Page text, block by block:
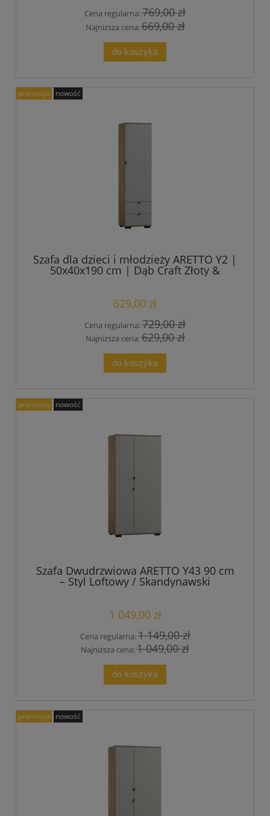
Cena regularna:769,00 zł
Najniższa cena:669,00 zł
do koszyka
Szafa dla dzieci i młodzieży ARETTO Y2 |
50x40x190 cm | Dąb Craft Złoty &
Kaszmir
629,00 zł
Cena regularna:729,00 zł
Najniższa cena:629,00 zł
do koszyka
promocja nowość
Szafa Dwudrzwiowa ARETTO Y43 90 cm
– Styl Loftowy / Skandynawski
1 049,00 zł
Cena regularna:1 149,00 zł
Najniższa cena:1 049,00 zł
do koszyka
promocja nowość
promocja nowość